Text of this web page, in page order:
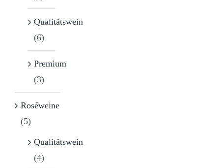
Qualitätswein
(6)
Premium
(3)
Roséweine
(5)
Qualitätswein
(4)